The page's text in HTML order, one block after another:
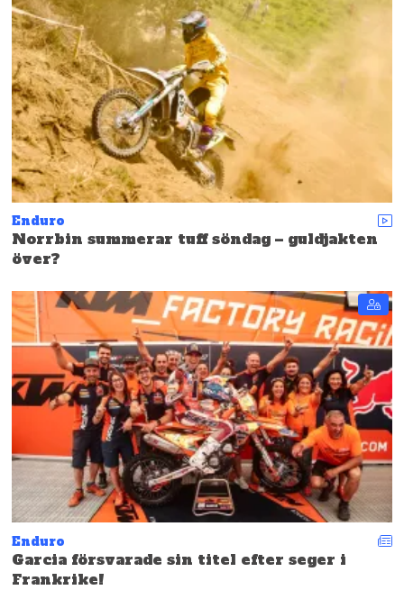
Enduro
Norrbin summerar tuff söndag – guldjakten
över?
Enduro
Garcia försvarade sin titel efter seger i
Frankrike!